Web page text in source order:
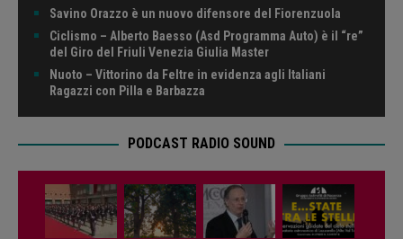
Savino Orazzo è un nuovo difensore del Fiorenzuola
Ciclismo – Alberto Baesso (Asd Programma Auto) è il “re”
del Giro del Friuli Venezia Giulia Master
Nuoto – Vittorino da Feltre in evidenza agli Italiani
Ragazzi con Pilla e Barbazza
PODCAST RADIO SOUND